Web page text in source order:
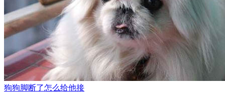
狗狗脚断了怎么给他接